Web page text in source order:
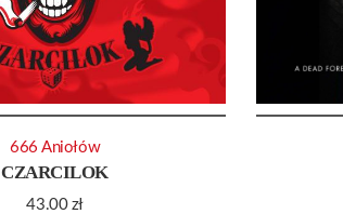
CZARCILOK
43.00 zł
666 Aniołów